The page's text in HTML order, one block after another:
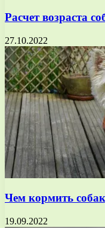
Расчет возраста
27.10.2022
Чем кормить
19.09.2022